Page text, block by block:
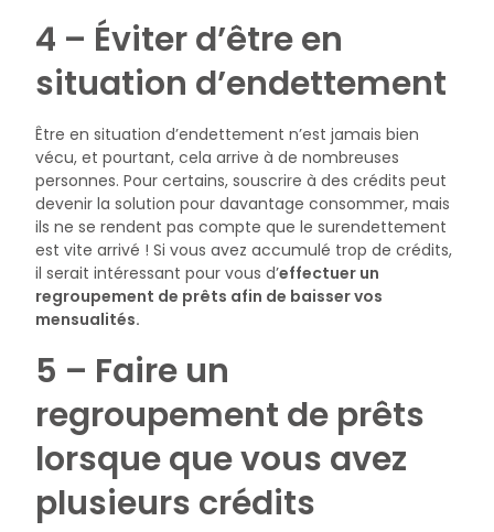
4 – Éviter d’être en
situation d’endettement
Être en situation d’endettement n’est jamais bien
vécu, et pourtant, cela arrive à de nombreuses
personnes. Pour certains, souscrire à des crédits peut
devenir la solution pour davantage consommer, mais
ils ne se rendent pas compte que le surendettement
est vite arrivé ! Si vous avez accumulé trop de crédits,
il serait intéressant pour vous d’effectuer un
regroupement de prêts afin de baisser vos
mensualités.
5 – Faire un
regroupement de prêts
lorsque que vous avez
plusieurs crédits